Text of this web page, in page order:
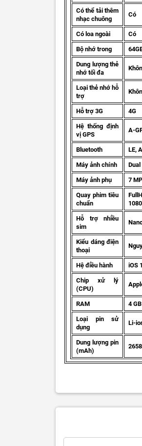
Có thể tải thêm
nhạc chuông
Có
Có loa ngoài Có
Bộ nhớ trong
Dung lượng thẻ
nhớ tối đa
Loại thẻ nhớ hỗ
trợ
Hỗ trợ 3G 4G
Hệ thống định
vị GPS
A-
Bluetooth LE,
Máy ảnh chính
Máy ảnh phụ 7 MP
Quay phim tiêu
chuẩn
Hỗ trợ nhiều
sim
Kiểu dáng điện
thoại
Hệ điều hành iOS
Chip xử lý
(CPU)
RAM 4 GB
Loại pin sử
dụng
Li-
Dung lượng pin
(mAh)